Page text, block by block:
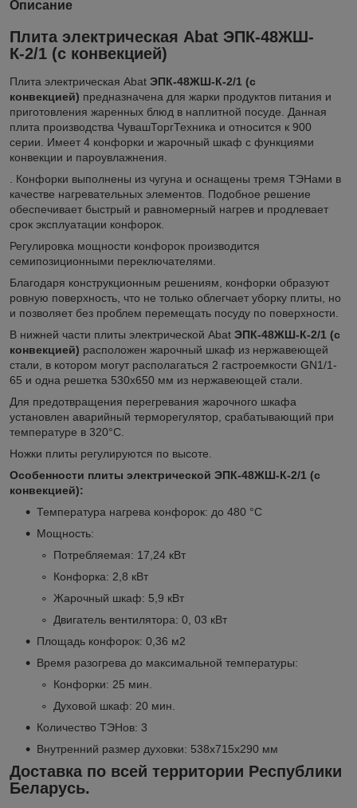
Описание
Плита электрическая Abat ЭПК-48ЖШ-
К-2/1 (с конвекцией)
Плита электрическая Abat ЭПК-48ЖШ-К-2/1 (с
конвекцией) предназначена для жарки продуктов питания и
приготовления жаренных блюд в наплитной посуде. Данная
плита производства ЧувашТоргТехника и относится к 900
серии. Имеет 4 конфорки и жарочный шкаф с функциями
конвекции и пароувлажнения.
. Конфорки выполнены из чугуна и оснащены тремя ТЭНами в
качестве нагревательных элементов. Подобное решение
обеспечивает быстрый и равномерный нагрев и продлевает
срок эксплуатации конфорок.
Регулировка мощности конфорок производится
семипозиционными переключателями.
Благодаря конструкционным решениям, конфорки образуют
ровную поверхность, что не только облегчает уборку плиты, но
и позволяет без проблем перемещать посуду по поверхности.
В нижней части плиты электрической Abat ЭПК-48ЖШ-К-2/1 (с
конвекцией) расположен жарочный шкаф из нержавеющей
стали, в котором могут располагаться 2 гастроемкости GN1/1-
65 и одна решетка 530x650 мм из нержавеющей стали.
Для предотвращения перегревания жарочного шкафа
установлен аварийный терморегулятор, срабатывающий при
температуре в 320°С.
Ножки плиты регулируются по высоте.
Особенности плиты электрической ЭПК-48ЖШ-К-2/1 (с
конвекцией):
Температура нагрева конфорок: до 480 °C
Мощность:
Потребляемая: 17,24 кВт
Конфорка: 2,8 кВт
Жарочный шкаф: 5,9 кВт
Двигатель вентилятора: 0, 03 кВт
Площадь конфорок: 0,36 м2
Время разогрева до максимальной температуры:
Конфорки: 25 мин.
Духовой шкаф: 20 мин.
Количество ТЭНов: 3
Внутренний размер духовки: 538x715x290 мм
Доставка по всей территории Республики
Беларусь.